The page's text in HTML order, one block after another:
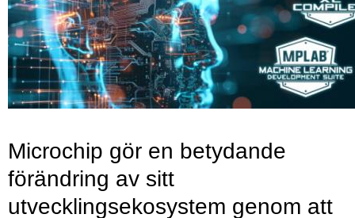
Microchip gör en betydande
förändring av sitt
utvecklingsekosystem genom att